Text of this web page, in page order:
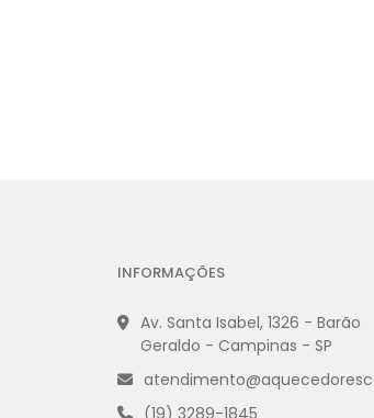
INFORMAÇÕES
Av. Santa Isabel, 1326 - Barão
Geraldo - Campinas - SP